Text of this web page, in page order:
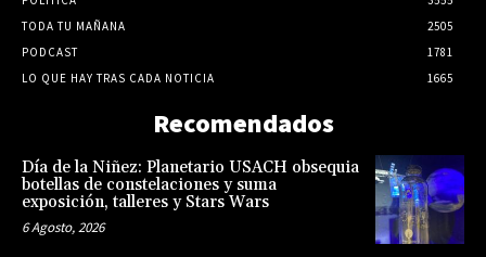
TODA TU MAÑANA
2505
PODCAST
1781
LO QUE HAY TRAS CADA NOTICIA
1665
Recomendados
Día de la Niñez: Planetario USACH obsequia
botellas de constelaciones y suma
exposición, talleres y Stars Wars
6 Agosto, 2026